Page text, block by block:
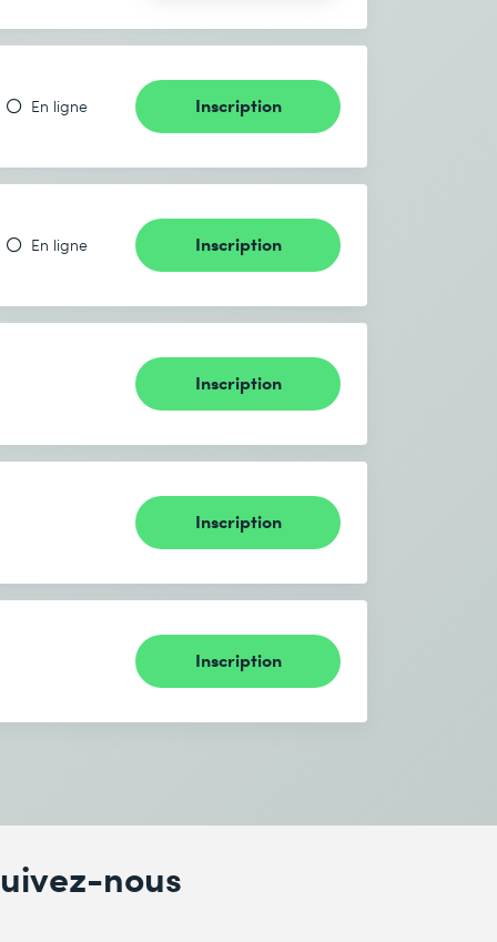
En ligne Inscription
En ligne Inscription
Inscription
Inscription
Inscription
nous